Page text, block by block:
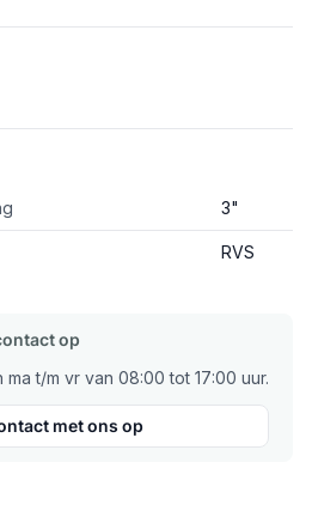
3"
RVS
op
t/m vr van 08:00 tot 17:00 uur.
met ons op